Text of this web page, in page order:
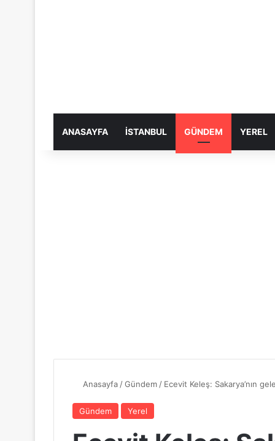
ANASAYFA İSTANBUL GÜNDEM YEREL
Anasayfa /Gündem / Ecevit Keleş: Sakarya’nın
Gündem Yerel